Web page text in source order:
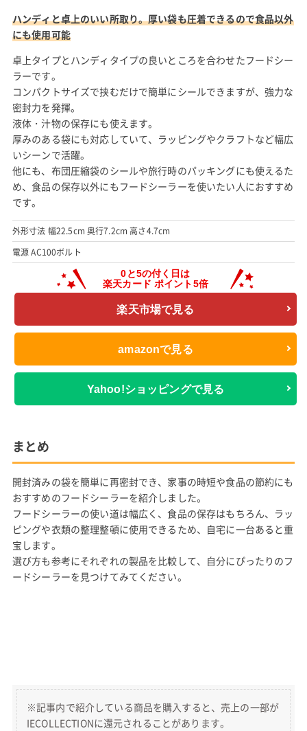
ハンディと卓上のいい所取り。厚い袋も圧着できるので食品以外
にも使用可能
卓上タイプとハンディタイプの良いところを合わせたフードシー
ラーです。
コンパクトサイズで挟むだけで簡単にシールできますが、強力な
密封力を発揮。
液体・汁物の保存にも使えます。
厚みのある袋にも対応していて、ラッピングやクラフトなど幅広
いシーンで活躍。
他にも、布団圧縮袋のシールや旅行時のパッキングにも使えるた
め、食品の保存以外にもフードシーラーを使いたい人におすすめ
です。
外形寸法 幅22.5cm 奥行7.2cm 高さ4.7cm
電源 AC100ボルト
楽天市場で見る
amazonで見る
Yahoo!ショッピングで見る
まとめ
開封済みの袋を簡単に再密封でき、家事の時短や食品の節約にも
おすすめのフードシーラーを紹介しました。
フードシーラーの使い道は幅広く、食品の保存はもちろん、ラッ
ピングや衣類の整理整頓に使用できるため、自宅に一台あると重
宝します。
選び方も参考にそれぞれの製品を比較して、自分にぴったりのフ
ードシーラーを見つけてみてください。
※記事内で紹介している商品を購入すると、売上の一部が
IECOLLECTIONに還元されることがあります。